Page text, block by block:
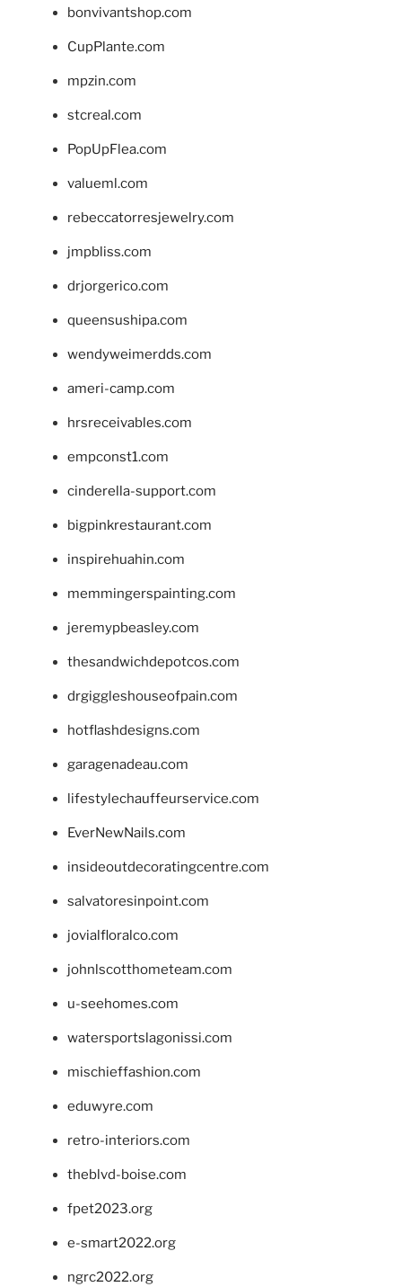
bonvivantshop.com
CupPlante.com
mpzin.com
stcreal.com
PopUpFlea.com
valueml.com
rebeccatorresjewelry.com
jmpbliss.com
drjorgerico.com
queensushipa.com
wendyweimerdds.com
ameri-camp.com
hrsreceivables.com
empconst1.com
cinderella-support.com
bigpinkrestaurant.com
inspirehuahin.com
memmingerspainting.com
jeremypbeasley.com
thesandwichdepotcos.com
drgiggleshouseofpain.com
hotflashdesigns.com
garagenadeau.com
lifestylechauffeurservice.com
EverNewNails.com
insideoutdecoratingcentre.com
salvatoresinpoint.com
jovialfloralco.com
johnlscotthometeam.com
u-seehomes.com
watersportslagonissi.com
mischieffashion.com
eduwyre.com
retro-interiors.com
theblvd-boise.com
fpet2023.org
e-smart2022.org
ngrc2022.org